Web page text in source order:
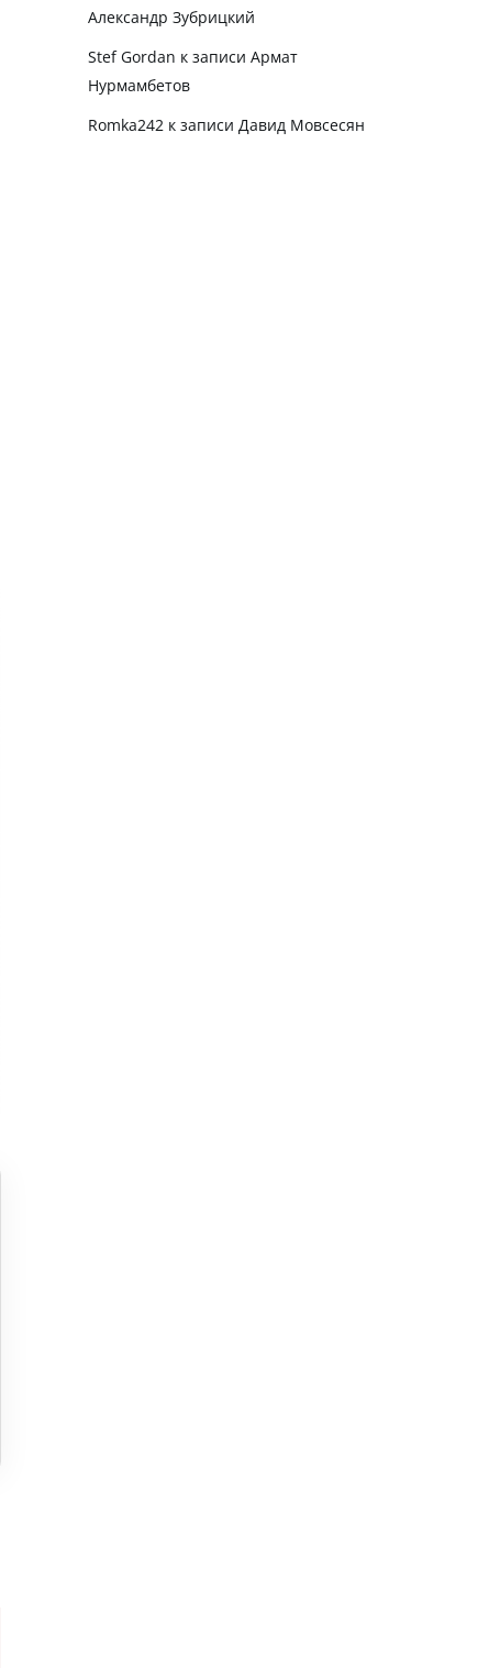
Александр Зубрицкий
Stef Gordan к записи Армат
Нурмамбетов
Romka242 к записи Давид Мовсесян